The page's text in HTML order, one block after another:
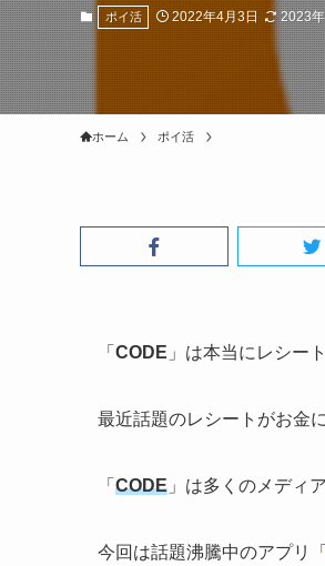
ポイ活 2022年4月3日 2023
ホーム ポイ活
「 CODE 」は本当にレシー
最近話題のレシートがお金
「 CODE 」は多くのメディ
今回は話題沸騰中のアプリ「